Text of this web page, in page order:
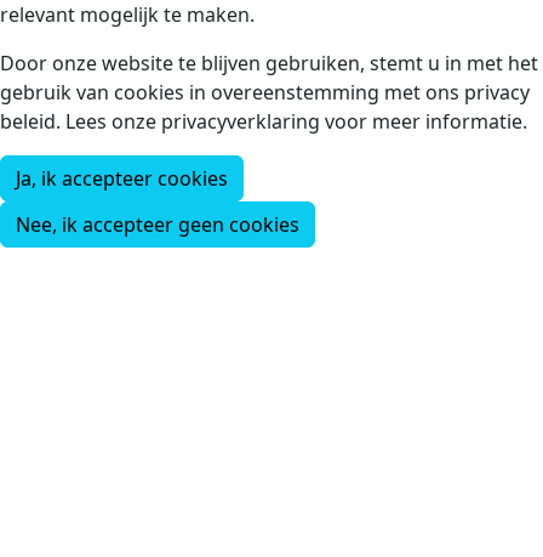
relevant mogelijk te maken.
Door onze website te blijven gebruiken, stemt u in met het
gebruik van cookies in overeenstemming met ons privacy
beleid. Lees onze privacyverklaring voor meer informatie.
Ja, ik accepteer cookies
Nee, ik accepteer geen cookies